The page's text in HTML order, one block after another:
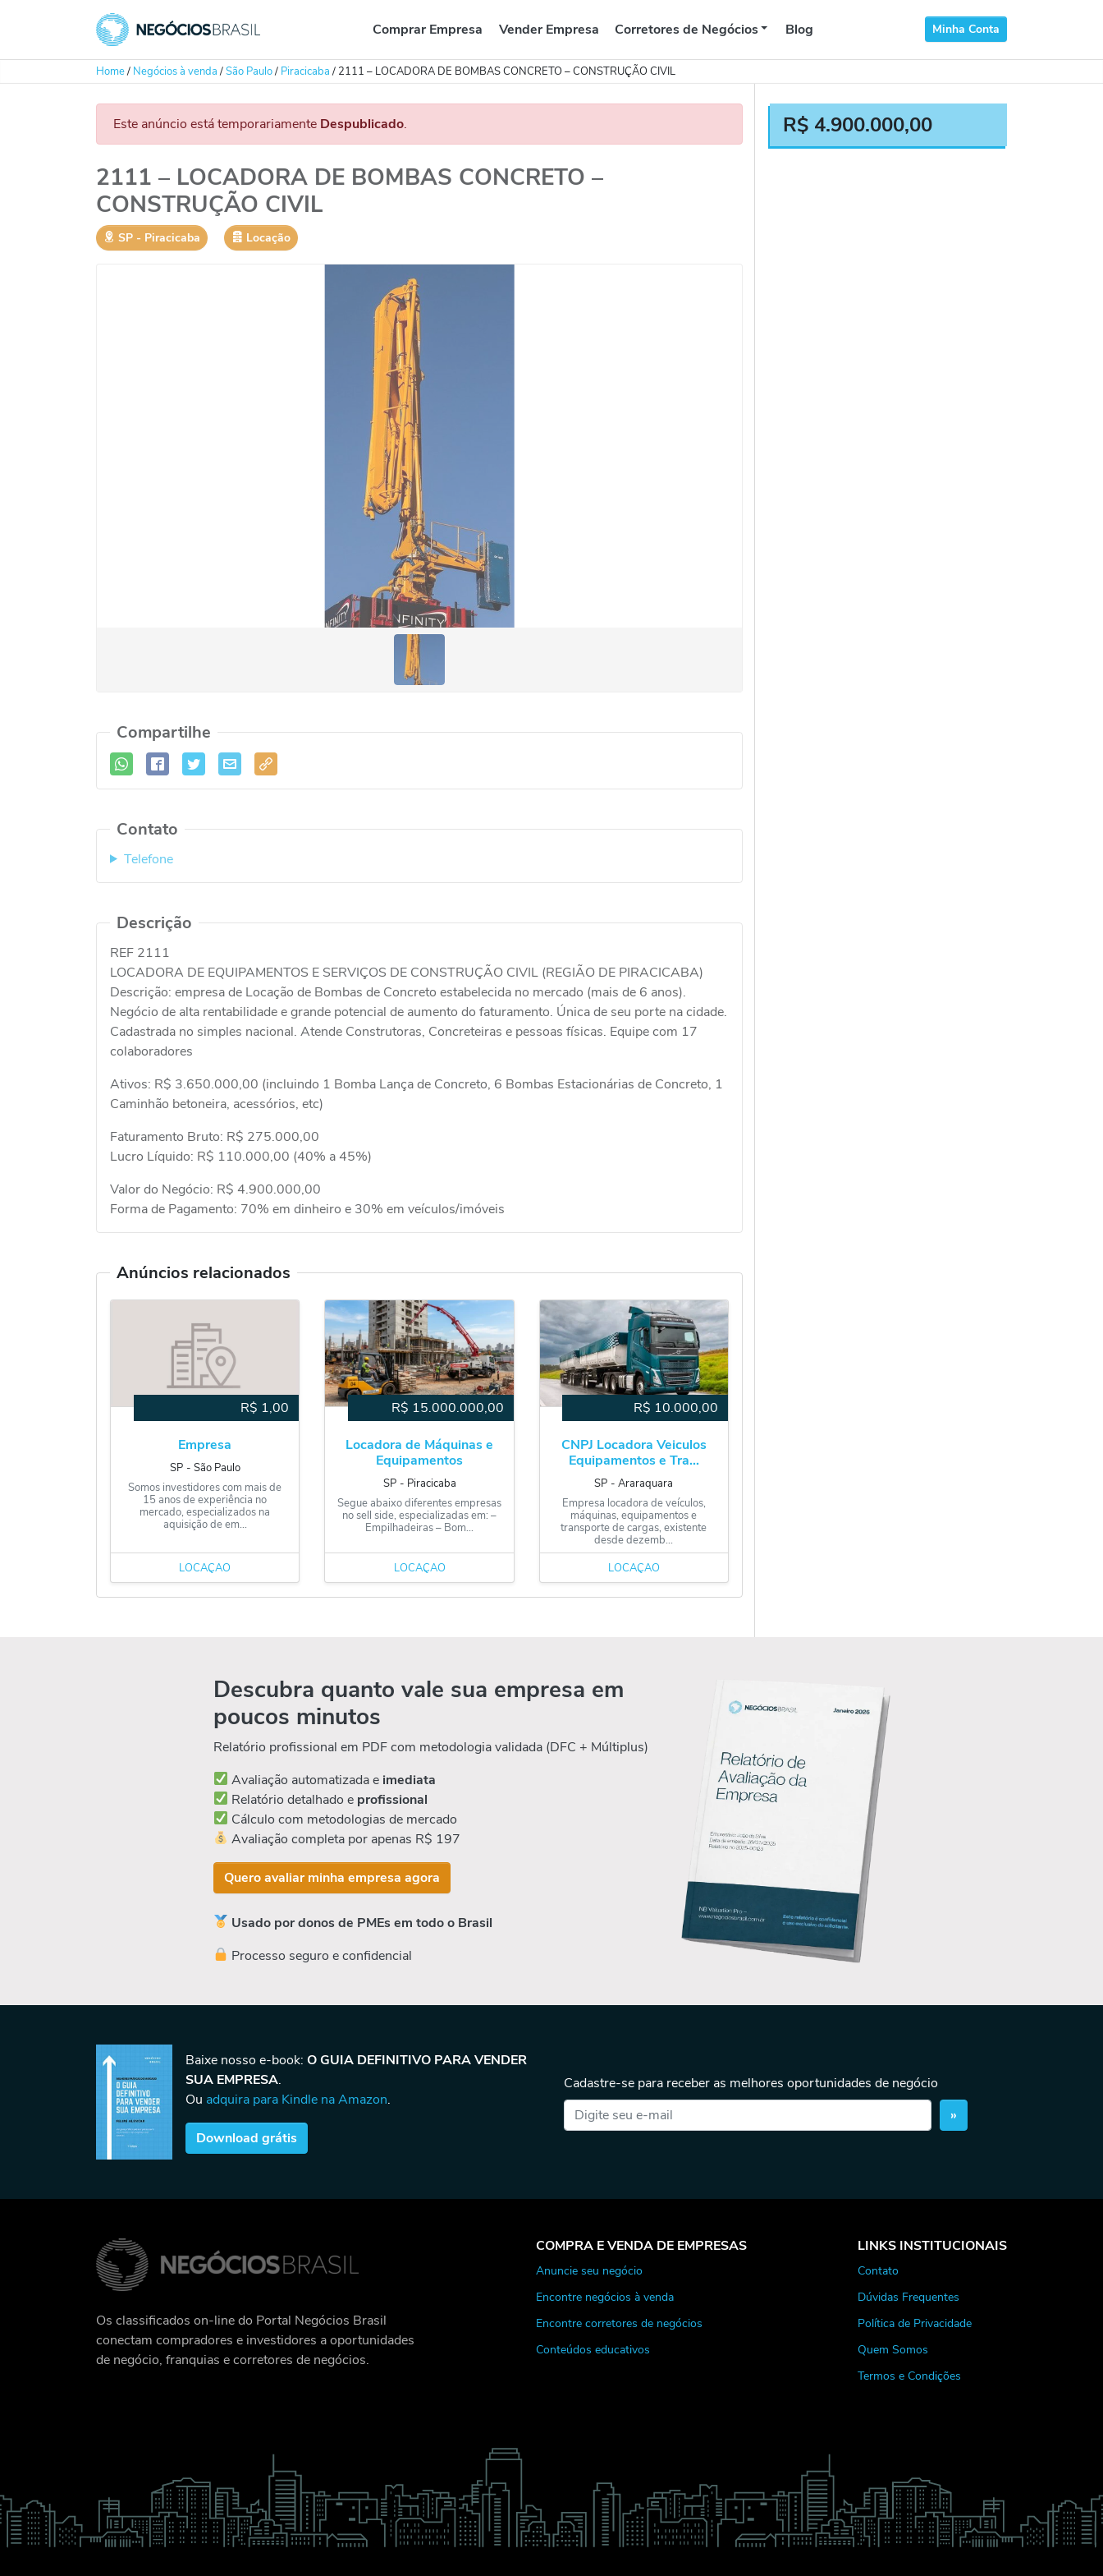
Comprar Empresa Vender Empresa Corretores de Negócios Blog Minha Conta
Home/ Negócios à venda/São Paulo/ Piracicaba/ 2111 – LOCADORA DE BOMBAS CONCRETO – CONSTRUÇÃO CIVIL
Este anúncio está temporariamente Despublicado.
2111 – LOCADORA DE BOMBAS CONCRETO –
CONSTRUÇÃO CIVIL
SP ‐ Piracicaba Locação
Compartilhe
Contato
Telefone
Descrição
REF 2111
LOCADORA DE EQUIPAMENTOS E SERVIÇOS DE CONSTRUÇÃO CIVIL (REGIÃO DE PIRACICABA)
Descrição: empresa de Locação de Bombas de Concreto estabelecida no mercado (mais de 6 anos).
Negócio de alta rentabilidade e grande potencial de aumento do faturamento. Única de seu porte na cidade.
Cadastrada no simples nacional. Atende Construtoras, Concreteiras e pessoas físicas. Equipe com 17
colaboradores
Ativos: R$ 3.650.000,00 (incluindo 1 Bomba Lança de Concreto, 6 Bombas Estacionárias de Concreto, 1
Caminhão betoneira, acessórios, etc)
Faturamento Bruto: R$ 275.000,00
Lucro Líquido: R$ 110.000,00 (40% a 45%)
Valor do Negócio: R$ 4.900.000,00
Forma de Pagamento: 70% em dinheiro e 30% em veículos/imóveis
Anúncios relacionados
R$ 1,00
Empresa
SP ‐ São Paulo
Somos investidores com mais de
15 anos de experiência no
mercado, especializados na
aquisição de em...
LOCAÇÃO
R$ 15.000.000,00
Locadora de Máquinas e
Equipamentos
SP ‐ Piracicaba
Segue abaixo diferentes empresas
no sell side, especializadas em: –
Empilhadeiras – Bom...
LOCAÇÃO
R$ 10.000,00
CNPJ Locadora Veiculos
Equipamentos e Tra...
SP ‐Araraquara
Empresa locadora de veículos,
máquinas, equipamentos e
transporte de cargas, existente
desde dezemb...
LOCAÇÃO
R$ 4.900.000,00
Descubra quanto vale sua empresa em
poucos minutos
Relatório profissional em PDF com metodologia validada (DFC + Múltiplus)
Avaliação automatizada e imediata
Relatório detalhado e profissional
Cálculo com metodologias de mercado
Avaliação completa por apenas R$ 197
Quero avaliar minha empresa agora
Usado por donos de PMEs em todo o Brasil
Processo seguro e confidencial
Baixe nosso e-book: O GUIA DEFINITIVO PARA VENDER
SUA EMPRESA.
Ou adquira para Kindle na Amazon.
Download grátis
Cadastre-se para receber as melhores oportunidades de negócio
»
Os classificados on-line do Portal Negócios Brasil
conectam compradores e investidores a oportunidades
de negócio, franquias e corretores de negócios.
COMPRA E VENDA DE EMPRESAS
Anuncie seu negócio
Encontre negócios à venda
Encontre corretores de negócios
Conteúdos educativos
LINKS INSTITUCIONAIS
Contato
Dúvidas Frequentes
Política de Privacidade
Quem Somos
Termos e Condições